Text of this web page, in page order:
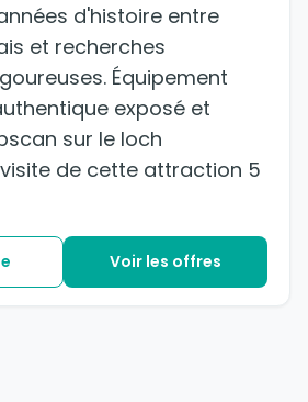
d'histoire entre
et recherches
Équipement
exposé et
sur le loch
de cette attraction 5
Voir les offres